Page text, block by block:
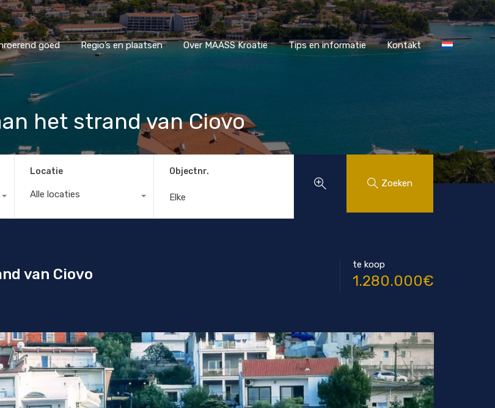
Onroerend goed Regio’s en plaatsen Over MAASS Kroatië Tips en informatie Kontakt
goed Regio’s en plaatsen Over MAASS Kroatië Tips en informatie Kontakt
het strand van Ciovo
Locatie
Alle locaties
Objectnr.
Zoeken
van Ciovo
te koop
1.280.000€